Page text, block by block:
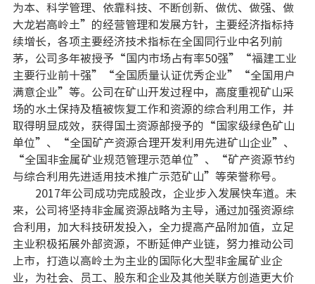
为本、科学管理、依靠科技、不断创新、做优、做强、做
大龙岩高岭土”的经营管理和发展方针，主要经济指标持
续增长，各项主要经济技术指标在全国同行业中名列前
茅，公司多年被授予“国内市场占有率50强”“福建工业
主要行业前十强”“全国质量认证优秀企业”“全国用户
满意企业”等。公司在矿山开发过程中，高度重视矿山采
场的水土保持及植被恢复工作和资源的综合利用工作，并
取得明显成效，获得国土资源部授予的“国家级绿色矿山
单位”、“全国矿产资源合理开发利用先进矿山企业”、
“全国非金属矿业规范管理示范单位”、“矿产资源节约
与综合利用先进适用技术推广示范矿山”等荣誉称号。
2017年公司成功完成股改，企业步入发展快车道。未
来，公司将坚持非金属资源战略为主导，通过加强资源综
合利用，加大科技研发投入，全力提高产品附加值，立足
主业积极拓展外部资源，不断延伸产业链，努力推动公司
上市，打造以高岭土为主业的国际化大型非金属矿业企
业，为社会、员工、股东和企业及其他关联方创造更大价